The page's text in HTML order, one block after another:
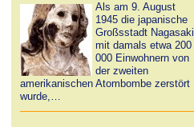
Als am 9. August
1945 die japanische
Großsstadt Nagasaki
mit damals etwa 200
000 Einwohnern von
der zweiten
amerikanischen Atombombe zerstört
wurde,…